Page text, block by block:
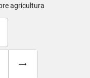
agricultura